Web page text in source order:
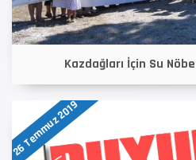
Kazdağları İçin Su
26 Temmuz 2019